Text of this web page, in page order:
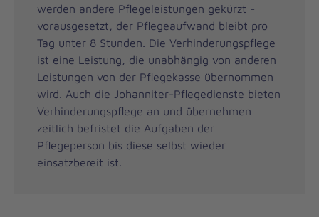
werden andere Pflegeleistungen gekürzt -
vorausgesetzt, der Pflegeaufwand bleibt pro
Tag unter 8 Stunden. Die Verhinderungspflege
ist eine Leistung, die unabhängig von anderen
Leistungen von der Pflegekasse übernommen
wird. Auch die Johanniter-Pflegedienste bieten
Verhinderungspflege an und übernehmen
zeitlich befristet die Aufgaben der
Pflegeperson bis diese selbst wieder
einsatzbereit ist.